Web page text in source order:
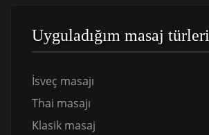
Uyguladığım masaj türleri
İsveç masajı
Thai masajı
Klasik masaj